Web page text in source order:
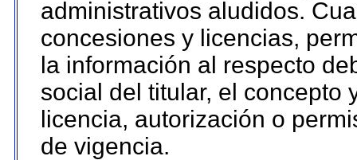
administrativos aludidos.
concesiones y licencias,
la información al respecto
social del titular, el concepto
licencia, autorización o
de vigencia.